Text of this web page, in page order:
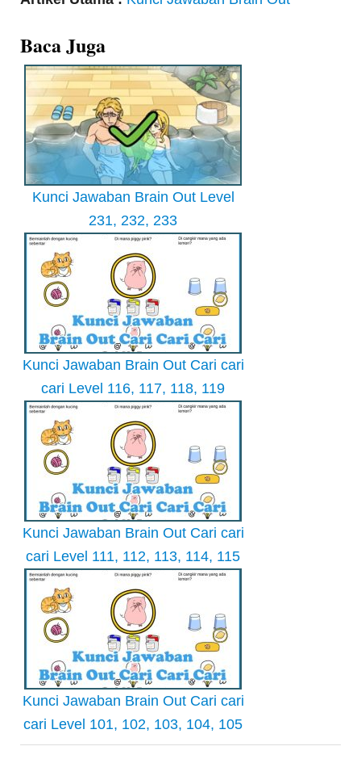
Baca Juga
Kunci Jawaban Brain Out Level
231, 232, 233
Kunci Jawaban Brain Out Cari cari
cari Level 116, 117, 118, 119
Kunci Jawaban Brain Out Cari cari
cari Level 111, 112, 113, 114, 115
Kunci Jawaban Brain Out Cari cari
cari Level 101, 102, 103, 104, 105